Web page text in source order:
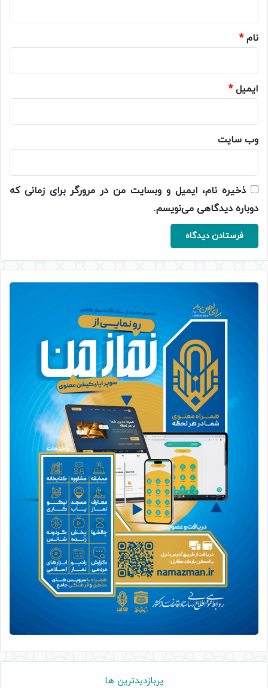
نام*
ایمیل*
وب‌ سایت
ذخیره نام، ایمیل و وبسایت من در مرورگر برای زمانی که
دوباره دیدگاهی می‌نویسم.
پربازدیدترین ها